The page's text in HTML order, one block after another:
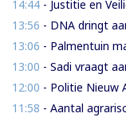
14:44 - Justitie en Veiligheid
13:56 - DNA dringt aan op
13:06 - Palmentuin maakt
13:00 - Sadi vraagt aandacht
12:00 - Politie Nieuw
11:58 - Aantal